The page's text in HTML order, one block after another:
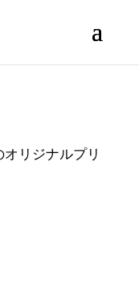
リジナルプリ